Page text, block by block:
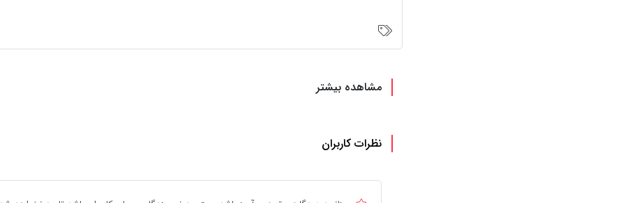
مشاهده بیشتر
نظرات کاربران